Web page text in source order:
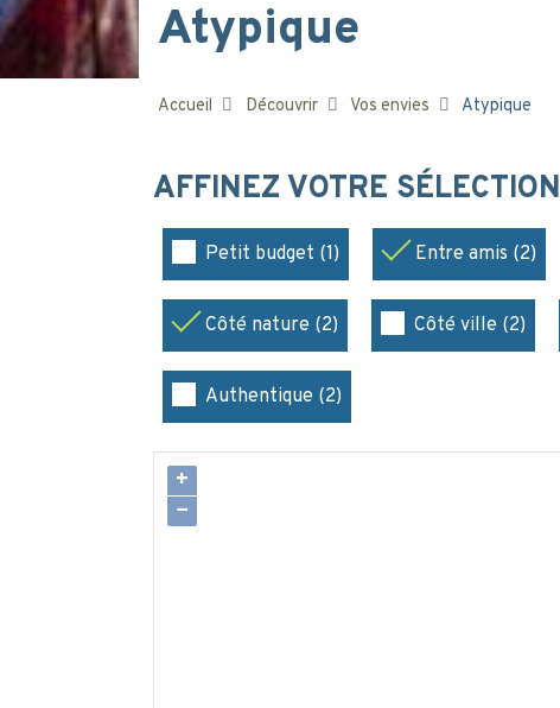
Atypique
Accueil Découvrir Vos envies Atypique
AFFINEZ VOTRE SÉLECTION
Petit budget (1) Entre amis (2)
Côté nature (2) Côté ville (2)
Authentique (2)
+
−